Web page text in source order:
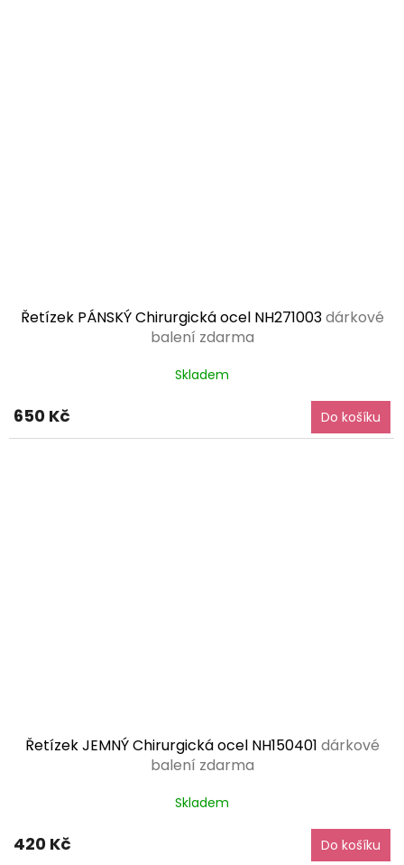
Řetízek PÁNSKÝ Chirurgická ocel NH271003dárkové
balení zdarma
Skladem
650 Kč Do košíku
Řetízek JEMNÝ Chirurgická ocel NH150401 dárkové
balení zdarma
Skladem
420 Kč Do košíku